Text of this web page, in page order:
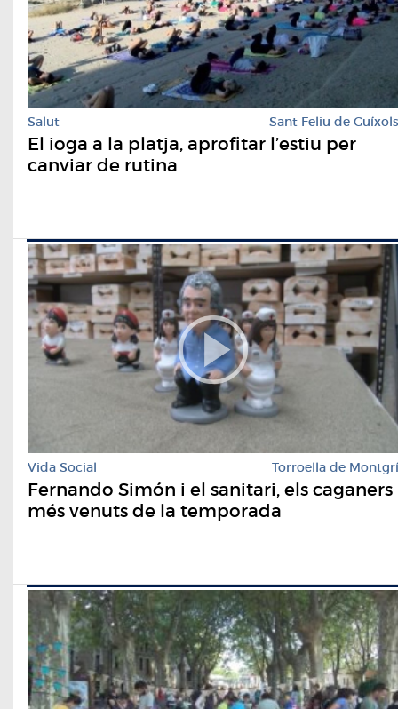
Salut Sant Feliu de Guíxols
El ioga a la platja, aprofitar l’estiu per
canviar de rutina
Vida Social Torroella de Montgrí
Fernando Simón i el sanitari, els caganers
més venuts de la temporada